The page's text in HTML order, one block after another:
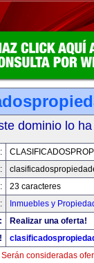
dominio lo
23 caracteres
Inmuebles y
Realizar una oferta!
Serán consideradas